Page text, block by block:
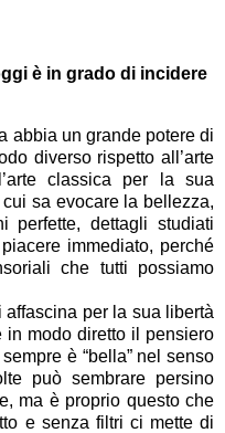
è in grado di incidere
abbia un grande potere di
diverso rispetto all’arte
classica per la sua
sa evocare la bellezza,
perfette, dettagli studiati
immediato, perché
che tutti possiamo
affascina per la sua libertà
in modo diretto il pensiero
è “bella” nel senso
può sembrare persino
ma è proprio questo che
e senza filtri ci mette di